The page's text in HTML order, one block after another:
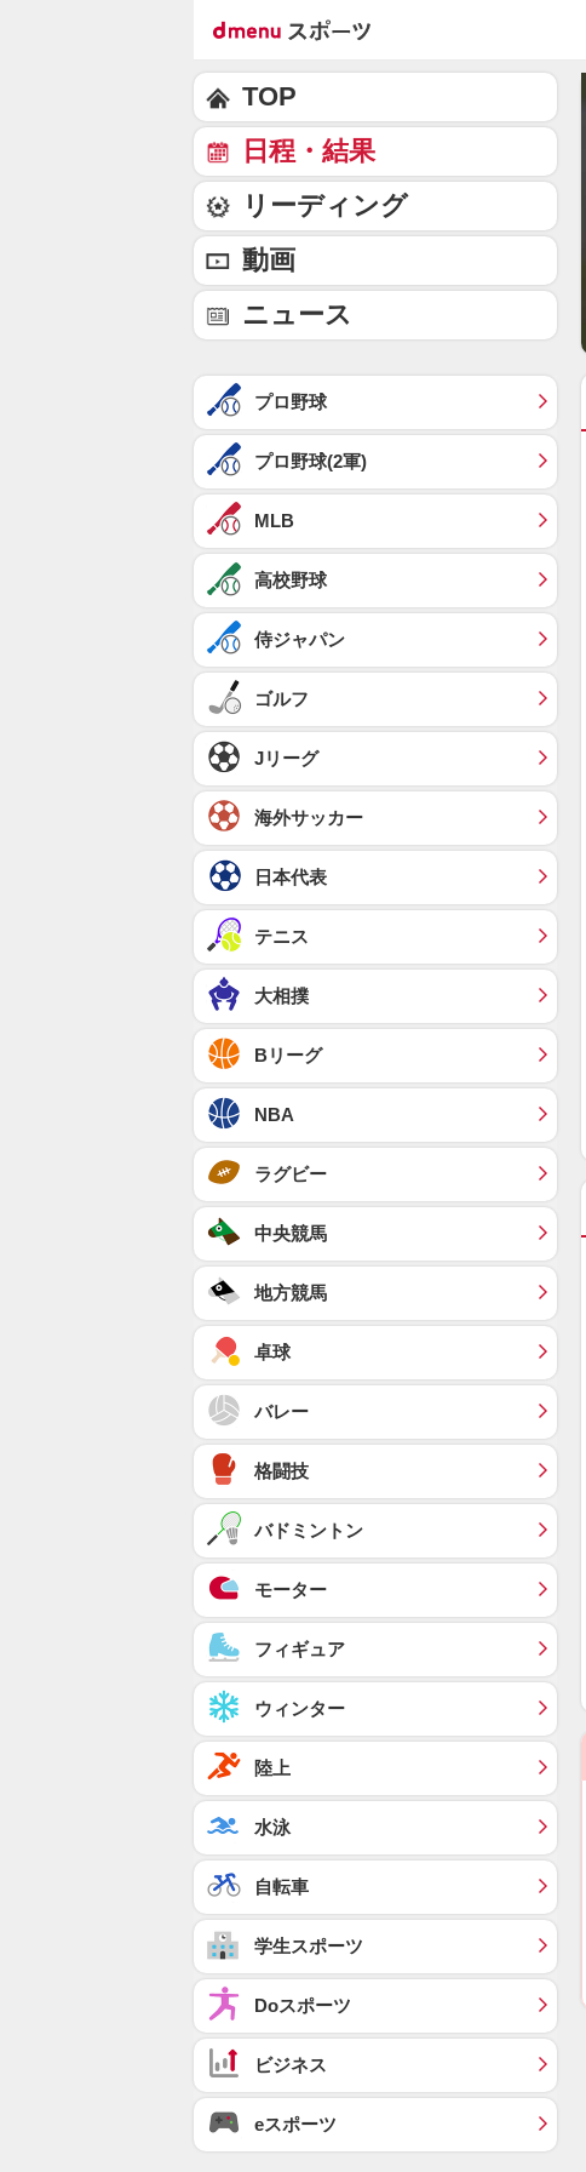
TOP
日程・結果
リーディング
動画
ニュース
プロ野球
プロ野球(2軍)
MLB
高校野球
侍ジャパン
ゴルフ
Jリーグ
海外サッカー
日本代表
テニス
大相撲
Bリーグ
NBA
ラグビー
中央競馬
地方競馬
卓球
バレー
格闘技
バドミントン
モーター
フィギュア
ウィンター
陸上
水泳
自転車
学生スポーツ
Doスポーツ
ビジネス
eスポーツ